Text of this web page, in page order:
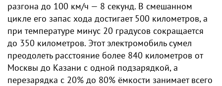
разгона до 100 км/ч — 8 секунд. В смешанном
цикле его запас хода достигает 500 километров, а
при температуре минус 20 градусов сокращается
до 350 километров. Этот электромобиль сумел
преодолеть расстояние более 840 километров от
Москвы до Казани с одной подзарядкой, а
перезарядка с 20% до 80% ёмкости занимает всего